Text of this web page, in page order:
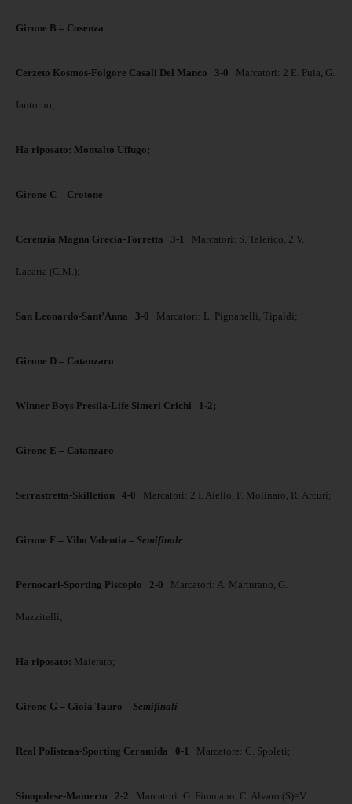
Girone B – Cosenza
Cerzeto Kosmos-Folgore Casali Del Manco 3-0 Marcatori: 2 E. Puia, G.
Iantorno;
Ha riposato: Montalto Uffugo;
Girone C – Crotone
Cerenzia Magna Grecia-Torretta 3-1 Marcatori: S. Talerico, 2 V.
Lacaria (C.M.);
San Leonardo-Sant’Anna 3-0 Marcatori: L. Pignanelli, Tipaldi;
Girone D – Catanzaro
Winner Boys Presila-Life Simeri Crichi 1-2;
Girone E – Catanzaro
Serrastretta-Skilletion 4-0 Marcatori: 2 I. Aiello, F. Molinaro, R. Arcuri;
Girone F – Vibo Valentia – Semifinale
Pernocari-Sporting Piscopio 2-0 Marcatori: A. Marturano, G.
Mazzitelli;
Ha riposato: Maierato;
Girone G – Gioia Tauro – Semifinali
Real Polistena-Sporting Ceramida 0-1 Marcatore: C. Spoleti;
Sinopolese-Mamerto 2-2 Marcatori: G. Fimmano, C. Alvaro (S)=V.